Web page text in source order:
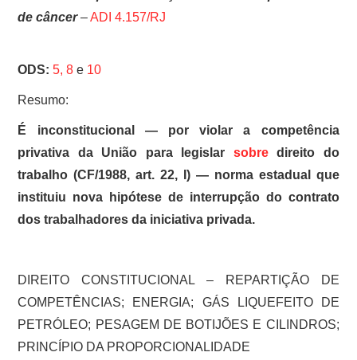
de câncer–ADI 4.157/RJ
ODS:5,8 e 10
Resumo:
É inconstitucional — por violar a competência
privativa da União para legislar sobredireito do
trabalho (CF/1988, art. 22, I) — norma estadual que
instituiu nova hipótese de interrupção do contrato
dos trabalhadores da iniciativa privada.
DIREITO CONSTITUCIONAL – REPARTIÇÃO DE
COMPETÊNCIAS; ENERGIA; GÁS LIQUEFEITO DE
PETRÓLEO; PESAGEM DE BOTIJÕES E CILINDROS;
PRINCÍPIO DA PROPORCIONALIDADE